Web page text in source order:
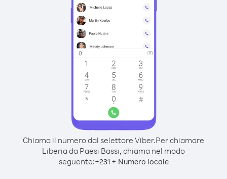
Chiama il numero dal selettore Viber.Per chiamare
Liberia da Paesi Bassi, chiama nel modo
seguente:+231+ Numero locale